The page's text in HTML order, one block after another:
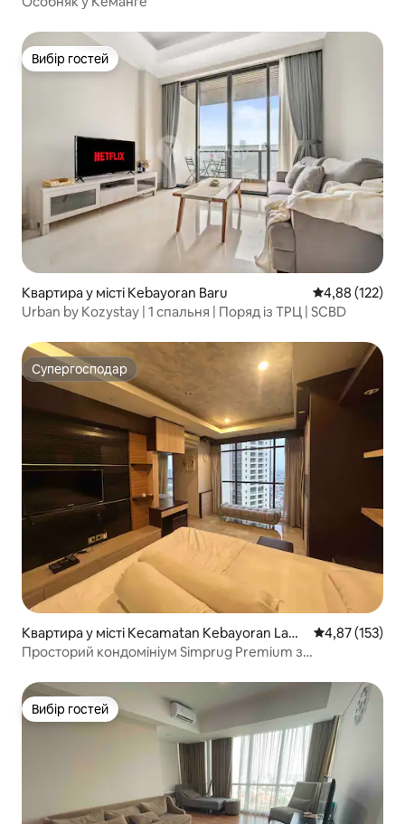
Вибір гостей
Вибір гостей
Квартира у місті Kebayoran Baru Середня
4,88 (122)
Urban by Kozystay | 1 спальня | Поряд із ТРЦ | SCBD
Супергосподар
Супергосподар
Квартира у місті Kecamatan Kebayoran Lam
a
Середня
4,87 (153)
Просторий кондомініум Simprug Premium з
Вибір гостей
Вибір гостей